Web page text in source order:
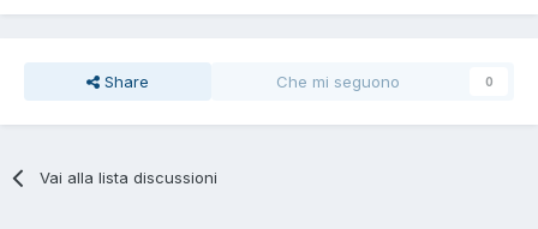
Share Che mi seguono 0
Vai alla lista discussioni